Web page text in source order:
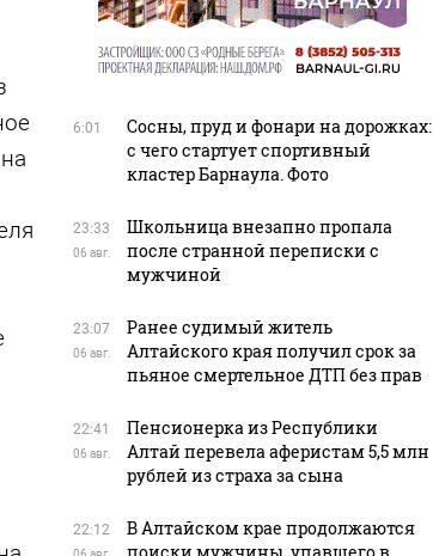
6:01
Сосны, пруд и фонари на дорожках:
с чего стартует спортивный
кластер Барнаула. Фото
23:33
06 авг.
Школьница внезапно пропала
после странной переписки с
мужчиной
23:07
06 авг.
Ранее судимый житель
Алтайского края получил срок за
пьяное смертельное ДТП без прав
22:41
06 авг.
Пенсионерка из Республики
Алтай перевела аферистам 5,5 млн
рублей из страха за сына
22:12
В Алтайском крае продолжаются